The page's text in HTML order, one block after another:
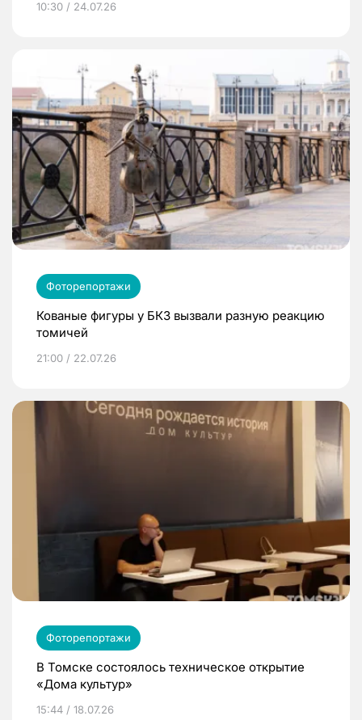
10:30 / 24.07.26
Фоторепортажи
Кованые фигуры у БКЗ вызвали разную реакцию
томичей
21:00 / 22.07.26
Фоторепортажи
В Томске состоялось техническое открытие
«Дома культур»
15:44 / 18.07.26